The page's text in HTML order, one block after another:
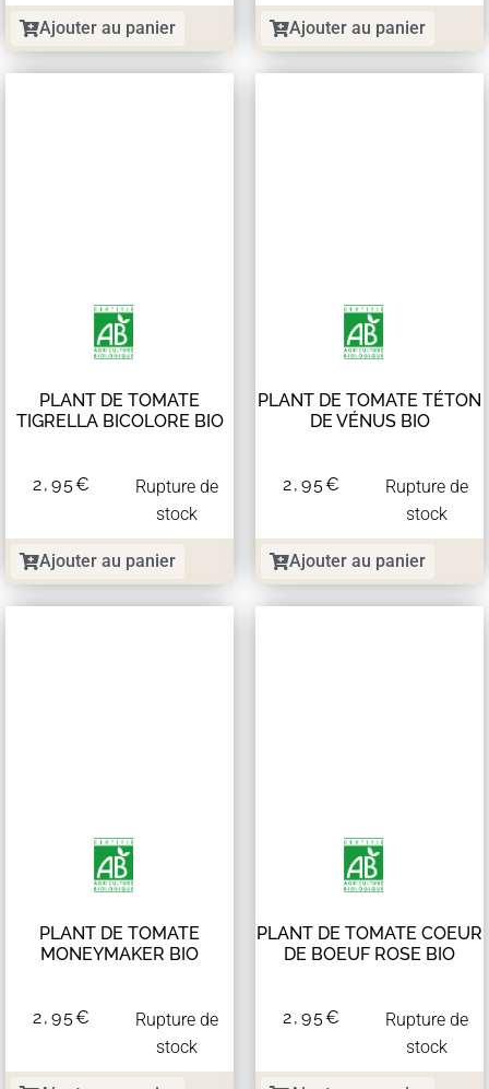
Ajouter au panier Ajouter au panier
PLANT DE TOMATE
TIGRELLA BICOLORE BIO
2,95€
Rupture de
stock
Ajouter au panier
PLANT DE TOMATE TÉTON
DE VÉNUS BIO
2,95€
Rupture de
stock
Ajouter au panier
PLANT DE TOMATE
MONEYMAKER BIO
2,95€
Rupture de
stock
PLANT DE TOMATE COEUR
DE BOEUF ROSE BIO
2,95€
Rupture de
stock